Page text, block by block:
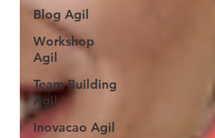
Blog Agil
Workshop
Agil
Team Building
Agil
Inovacao Agil